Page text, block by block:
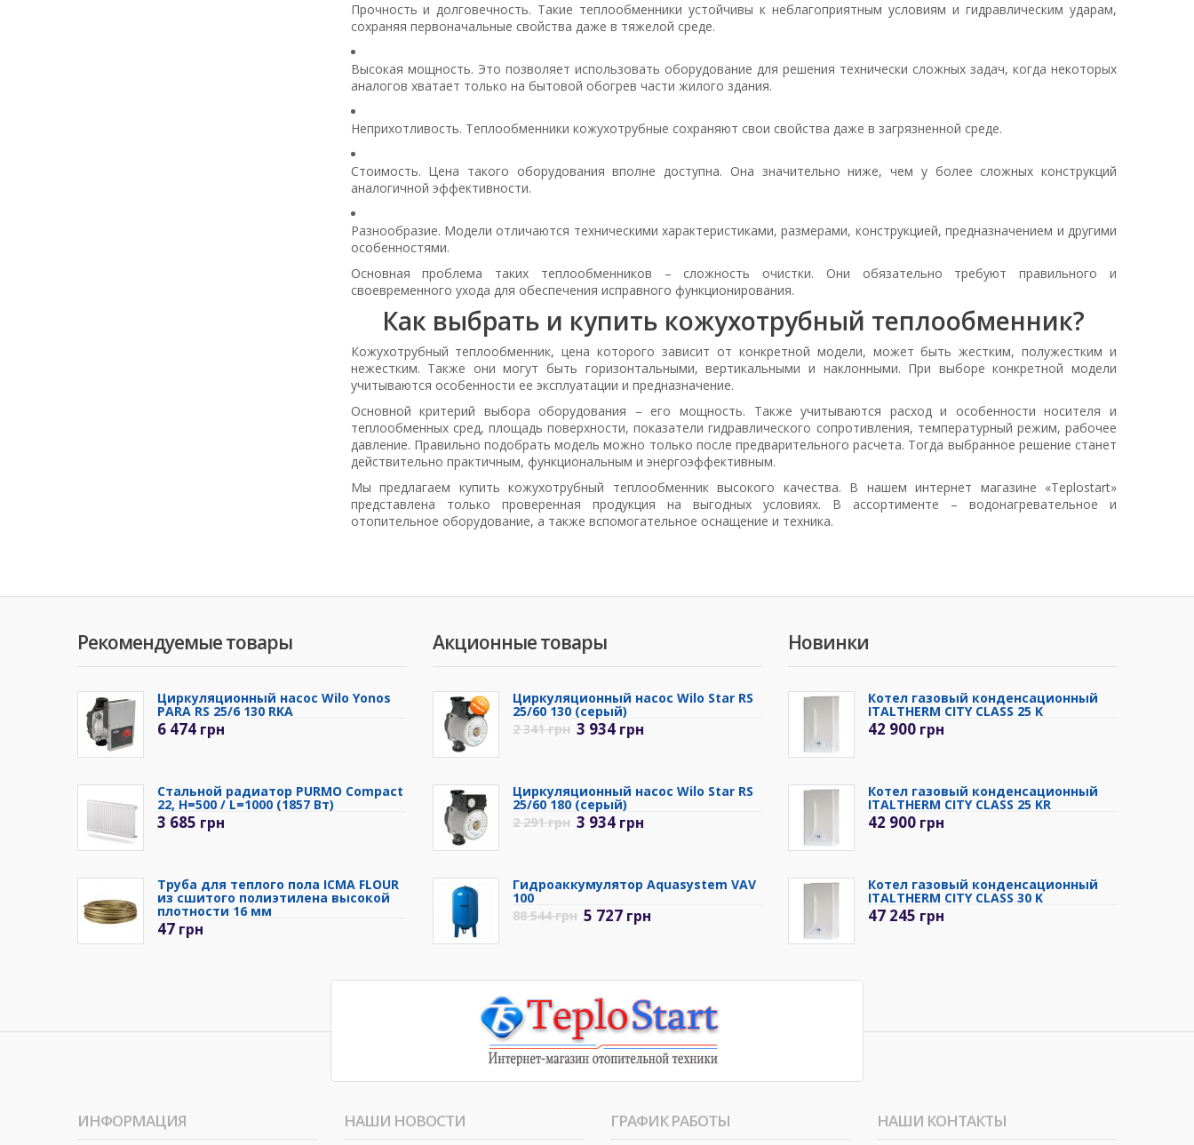
Прочность и долговечность. Такие теплообменники устойчивы к неблагоприятным условиям и гидравлическим ударам,
сохраняя первоначальные свойства даже в тяжелой среде.
Высокая мощность. Это позволяет использовать оборудование для решения технически сложных задач, когда некоторых
аналогов хватает только на бытовой обогрев части жилого здания.
Неприхотливость. Теплообменники кожухотрубные сохраняют свои свойства даже в загрязненной среде.
Стоимость. Цена такого оборудования вполне доступна. Она значительно ниже, чем у более сложных конструкций
аналогичной эффективности.
Разнообразие. Модели отличаются техническими характеристиками, размерами, конструкцией, предназначением и другими
особенностями.
Основная проблема таких теплообменников – сложность очистки. Они обязательно требуют правильного и
своевременного ухода для обеспечения исправного функционирования.
Как выбрать и купить кожухотрубный теплообменник?
Кожухотрубный теплообменник, цена которого зависит от конкретной модели, может быть жестким, полужестким и
нежестким. Также они могут быть горизонтальными, вертикальными и наклонными. При выборе конкретной модели
учитываются особенности ее эксплуатации и предназначение.
Основной критерий выбора оборудования – его мощность. Также учитываются расход и особенности носителя и
теплообменных сред, площадь поверхности, показатели гидравлического сопротивления, температурный режим, рабочее
давление. Правильно подобрать модель можно только после предварительного расчета. Тогда выбранное решение станет
действительно практичным, функциональным и энергоэффективным.
Мы предлагаем купить кожухотрубный теплообменник высокого качества. В нашем интернет магазине «Teplostart»
представлена только проверенная продукция на выгодных условиях. В ассортименте – водонагревательное и
отопительное оборудование, а также вспомогательное оснащение и техника.
Рекомендуемые товары
Циркуляционный насос Wilo Yonos
PARA RS 25/6 130 RKA
6 474 грн
Стальной радиатор PURMO Compact
22, H=500 / L=1000 (1857 Вт)
3 685 грн
Труба для теплого пола ICMA FLOUR
из сшитого полиэтилена высокой
плотности 16 мм
47 грн
Акционные товары
Циркуляционный насос Wilo Star RS
25/60 130 (серый)
2 341грн 3 934 грн
Циркуляционный насос Wilo Star RS
25/60 180 (серый)
2 291грн 3 934 грн
Гидроаккумулятор Aquasystem VAV
100
88 544грн 5 727 грн
Новинки
Котел газовый конденсационный
ITALTHERM CITY CLASS 25 K
42 900 грн
Котел газовый конденсационный
ITALTHERM CITY CLASS 25 KR
42 900 грн
Котел газовый конденсационный
ITALTHERM CITY CLASS 30 K
47 245 грн
ИНФОРМАЦИЯ НАШИ НОВОСТИ ГРАФИК РАБОТЫ НАШИ КОНТАКТЫ